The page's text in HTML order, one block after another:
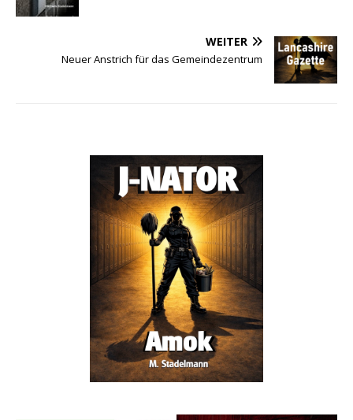
WEITER
Neuer Anstrich für das Gemeindezentrum